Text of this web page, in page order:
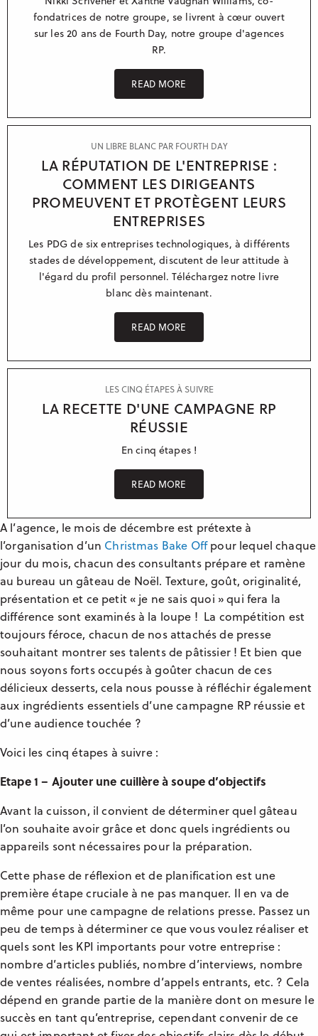
fondatrices de notre groupe, se livrent à cœur ouvert
sur les 20 ans de Fourth Day, notre groupe d'agences
RP.
READ MORE
UN LIBRE BLANC PAR FOURTH DAY
LA RÉPUTATION DE L'ENTREPRISE :
COMMENT LES DIRIGEANTS
PROMEUVENT ET PROTÈGENT LEURS
ENTREPRISES
Les PDG de six entreprises technologiques, à différents
stades de développement, discutent de leur attitude à
l'égard du profil personnel. Téléchargez notre livre
blanc dès maintenant.
READ MORE
LES CINQ ÉTAPES À SUIVRE
LA RECETTE D'UNE CAMPAGNE RP
RÉUSSIE
En cinq étapes !
READ MORE
A l’agence, le mois de décembre est prétexte à
l’organisation d’un Christmas Bake Offpour lequel chaque
jour du mois, chacun des consultants prépare et ramène
au bureau un gâteau de Noël. Texture, goût, originalité,
présentation et ce petit « je ne sais quoi » qui fera la
différence sont examinés à la loupe ! La compétition est
toujours féroce, chacun de nos attachés de presse
souhaitant montrer ses talents de pâtissier ! Et bien que
nous soyons forts occupés à goûter chacun de ces
délicieux desserts, cela nous pousse à réfléchir également
aux ingrédients essentiels d’une campagne RP réussie et
d’une audience touchée ?
Voici les cinq étapes à suivre :
Etape 1 – Ajouter une cuillère à soupe d’objectifs
Avant la cuisson, il convient de déterminer quel gâteau
l’on souhaite avoir grâce et donc quels ingrédients ou
appareils sont nécessaires pour la préparation.
Cette phase de réflexion et de planification est une
première étape cruciale à ne pas manquer. Il en va de
même pour une campagne de relations presse. Passez un
peu de temps à déterminer ce que vous voulez réaliser et
quels sont les KPI importants pour votre entreprise :
nombre d’articles publiés, nombre d’interviews, nombre
de ventes réalisées, nombre d’appels entrants, etc. ? Cela
dépend en grande partie de la manière dont on mesure le
succès en tant qu’entreprise, cependant convenir de ce